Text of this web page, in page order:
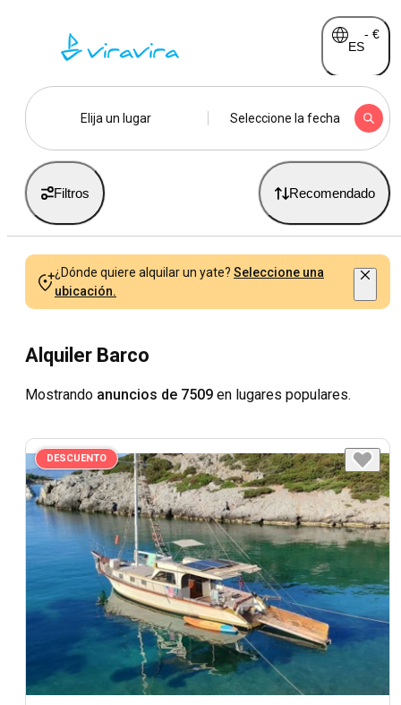
ES
- €
Elija un lugar Seleccione la fecha
Filtros Recomendado
¿Dónde quiere alquilar un yate? Seleccione una
ubicación.
Alquiler Barco
Mostrando anuncios de 7509 en lugares populares.
DESCUENTO